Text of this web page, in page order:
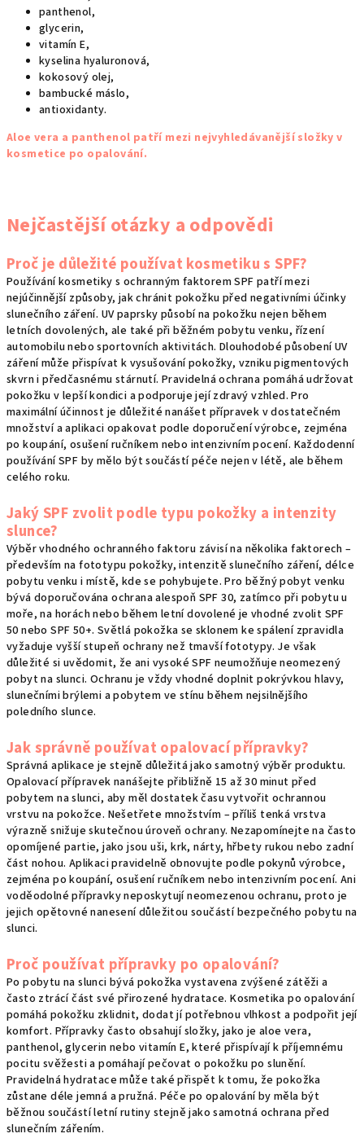
panthenol,
glycerin,
vitamín E,
kyselina hyaluronová,
kokosový olej,
bambucké máslo,
antioxidanty.
Aloe vera a panthenol patří mezi nejvyhledávanější složky v
kosmetice po opalování.
Nejčastější otázky a odpovědi
Proč je důležité používat kosmetiku s SPF?
Používání kosmetiky s ochranným faktorem SPF patří mezi
nejúčinnější způsoby, jak chránit pokožku před negativními účinky
slunečního záření. UV paprsky působí na pokožku nejen během
letních dovolených, ale také při běžném pobytu venku, řízení
automobilu nebo sportovních aktivitách. Dlouhodobé působení UV
záření může přispívat k vysušování pokožky, vzniku pigmentových
skvrn i předčasnému stárnutí. Pravidelná ochrana pomáhá udržovat
pokožku v lepší kondici a podporuje její zdravý vzhled. Pro
maximální účinnost je důležité nanášet přípravek v dostatečném
množství a aplikaci opakovat podle doporučení výrobce, zejména
po koupání, osušení ručníkem nebo intenzivním pocení. Každodenní
používání SPF by mělo být součástí péče nejen v létě, ale během
celého roku.
Jaký SPF zvolit podle typu pokožky a intenzity
slunce?
Výběr vhodného ochranného faktoru závisí na několika faktorech –
především na fototypu pokožky, intenzitě slunečního záření, délce
pobytu venku i místě, kde se pohybujete. Pro běžný pobyt venku
bývá doporučována ochrana alespoň SPF 30, zatímco při pobytu u
moře, na horách nebo během letní dovolené je vhodné zvolit SPF
50 nebo SPF 50+. Světlá pokožka se sklonem ke spálení zpravidla
vyžaduje vyšší stupeň ochrany než tmavší fototypy. Je však
důležité si uvědomit, že ani vysoké SPF neumožňuje neomezený
pobyt na slunci. Ochranu je vždy vhodné doplnit pokrývkou hlavy,
slunečními brýlemi a pobytem ve stínu během nejsilnějšího
poledního slunce.
Jak správně používat opalovací přípravky?
Správná aplikace je stejně důležitá jako samotný výběr produktu.
Opalovací přípravek nanášejte přibližně 15 až 30 minut před
pobytem na slunci, aby měl dostatek času vytvořit ochrannou
vrstvu na pokožce. Nešetřete množstvím – příliš tenká vrstva
výrazně snižuje skutečnou úroveň ochrany. Nezapomínejte na často
opomíjené partie, jako jsou uši, krk, nárty, hřbety rukou nebo zadní
část nohou. Aplikaci pravidelně obnovujte podle pokynů výrobce,
zejména po koupání, osušení ručníkem nebo intenzivním pocení. Ani
voděodolné přípravky neposkytují neomezenou ochranu, proto je
jejich opětovné nanesení důležitou součástí bezpečného pobytu na
slunci.
Proč používat přípravky po opalování?
Po pobytu na slunci bývá pokožka vystavena zvýšené zátěži a
často ztrácí část své přirozené hydratace. Kosmetika po opalování
pomáhá pokožku zklidnit, dodat jí potřebnou vlhkost a podpořit její
komfort. Přípravky často obsahují složky, jako je aloe vera,
panthenol, glycerin nebo vitamín E, které přispívají k příjemnému
pocitu svěžesti a pomáhají pečovat o pokožku po slunění.
Pravidelná hydratace může také přispět k tomu, že pokožka
zůstane déle jemná a pružná. Péče po opalování by měla být
běžnou součástí letní rutiny stejně jako samotná ochrana před
slunečním zářením.